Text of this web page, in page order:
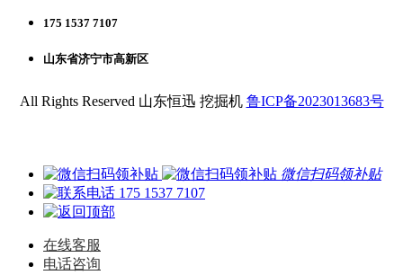
175 1537 7107
山东省济宁市高新区
All Rights Reserved 山东恒迅 挖掘机 鲁ICP备2023013683号
微信扫码领补贴
175 1537 7107
在线客服
电话咨询